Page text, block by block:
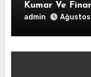
Kumar Ve
admin